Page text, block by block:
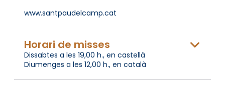
www.santpaudelcamp.cat
Horari de misses
Dissabtes a les 19,00 h., en castellà
Diumenges a les 12,00 h., en català